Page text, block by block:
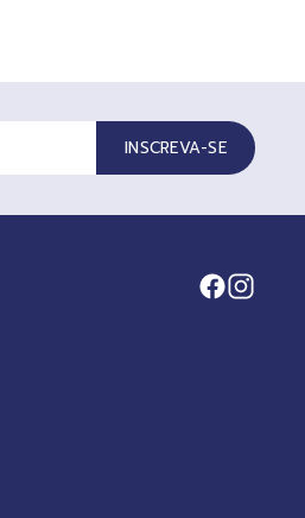
INSCREVA-SE